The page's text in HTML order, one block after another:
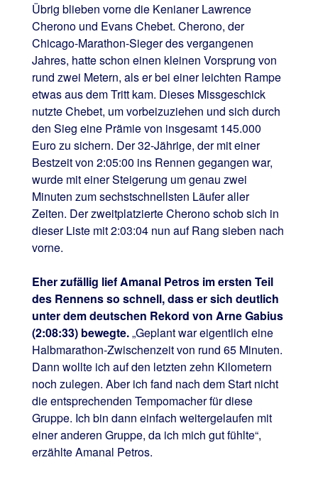
Übrig blieben vorne die Kenianer Lawrence
Cherono und Evans Chebet. Cherono, der
Chicago-Marathon-Sieger des vergangenen
Jahres, hatte schon einen kleinen Vorsprung von
rund zwei Metern, als er bei einer leichten Rampe
etwas aus dem Tritt kam. Dieses Missgeschick
nutzte Chebet, um vorbeizuziehen und sich durch
den Sieg eine Prämie von insgesamt 145.000
Euro zu sichern. Der 32-Jährige, der mit einer
Bestzeit von 2:05:00 ins Rennen gegangen war,
wurde mit einer Steigerung um genau zwei
Minuten zum sechstschnellsten Läufer aller
Zeiten. Der zweitplatzierte Cherono schob sich in
dieser Liste mit 2:03:04 nun auf Rang sieben nach
vorne.
Eher zufällig lief Amanal Petros im ersten Teil
des Rennens so schnell, dass er sich deutlich
unter dem deutschen Rekord von Arne Gabius
(2:08:33) bewegte.„Geplant war eigentlich eine
Halbmarathon-Zwischenzeit von rund 65 Minuten.
Dann wollte ich auf den letzten zehn Kilometern
noch zulegen. Aber ich fand nach dem Start nicht
die entsprechenden Tempomacher für diese
Gruppe. Ich bin dann einfach weitergelaufen mit
einer anderen Gruppe, da ich mich gut fühlte“,
erzählte Amanal Petros.